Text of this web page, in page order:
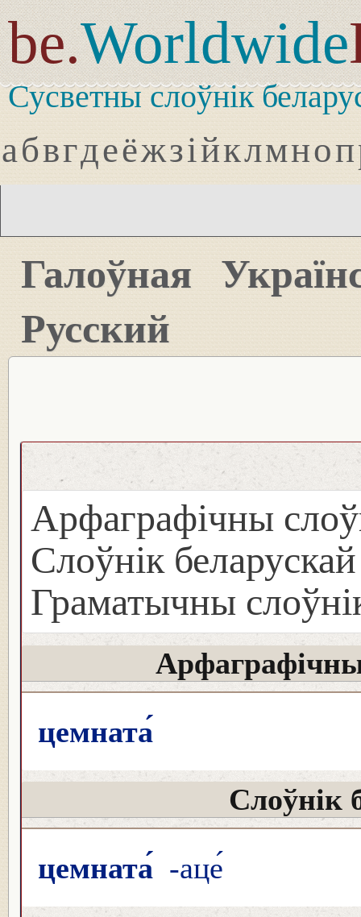
be.Worldwide
Сусветны слоўнік
абвгдеёжзійклмноп
Галоўная
Русский
Арфаграфічны
Слоўнік
Граматычны
цемната́
Слоўнік
цемната́ -аце́